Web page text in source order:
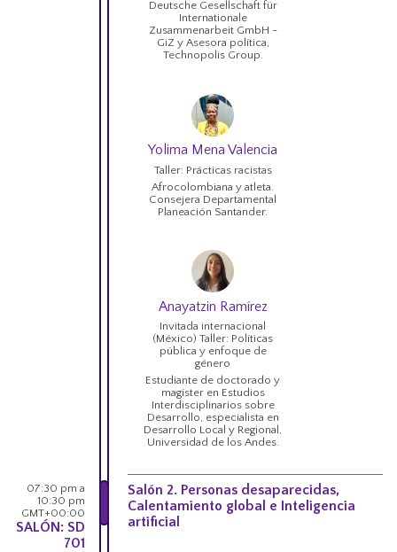
Deutsche Gesellschaft für
Internationale
Zusammenarbeit GmbH -
GiZ y Asesora política,
Technopolis Group.
Yolima Mena Valencia
Taller: Prácticas racistas
Afrocolombiana y atleta.
Consejera Departamental
Planeación Santander.
Anayatzin Ramírez
Invitada internacional
(México) Taller: Políticas
pública y enfoque de
género
Estudiante de doctorado y
magíster en Estudios
Interdisciplinarios sobre
Desarrollo, especialista en
Desarrollo Local y Regional,
Universidad de los Andes.
07:30 pm a
10:30 pm
GMT+00:00
SALÓN: SD
701
Salón 2. Personas desaparecidas,
Calentamiento global e Inteligencia
artificial